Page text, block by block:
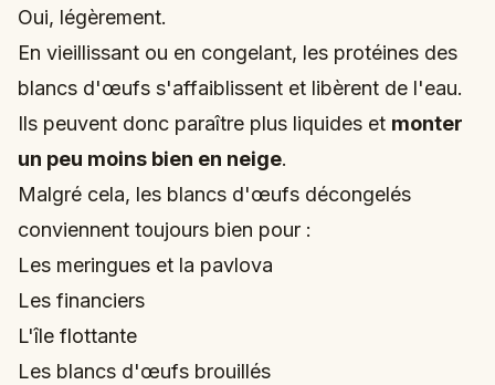
Oui, légèrement.
En vieillissant ou en congelant, les protéines des
blancs d'œufs s'affaiblissent et libèrent de l'eau.
Ils peuvent donc paraître plus liquides et monter
un peu moins bien en neige.
Malgré cela, les blancs d'œufs décongelés
conviennent toujours bien pour :
Les meringues et la pavlova
Les financiers
L'île flottante
Les blancs d'œufs brouillés